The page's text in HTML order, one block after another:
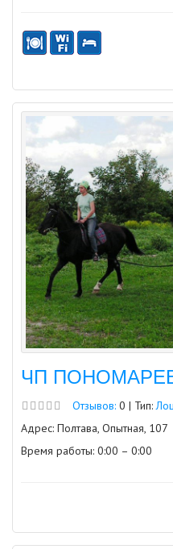
ЧП
Отзывов: 0 | Тип:
Адрес: Полтава, Опытная, 107
Время работы: 0:00 – 0:00